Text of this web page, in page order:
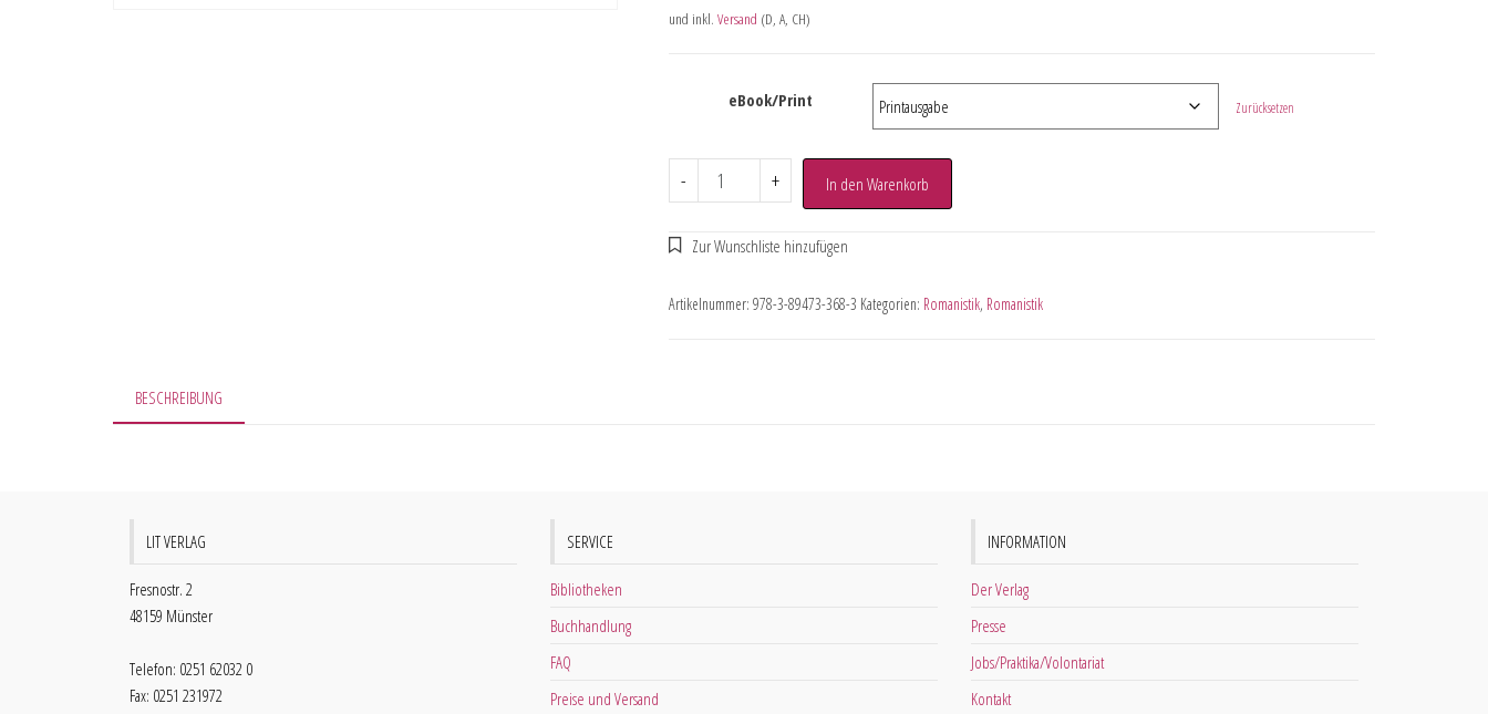
und inkl. Versand (D, A, CH)
eBook/Print Zurücksetzen
- + In den Warenkorb
Artikelnummer: 978-3-89473-368-3 Kategorien: Romanistik, Romanistik
BESCHREIBUNG
LIT VERLAG
Fresnostr. 2
48159 Münster
Telefon: 0251 62032 0
Fax: 0251 231972
SERVICE
Bibliotheken
Buchhandlung
FAQ
Preise und Versand
INFORMATION
Der Verlag
Presse
Jobs/Praktika/Volontariat
Kontakt